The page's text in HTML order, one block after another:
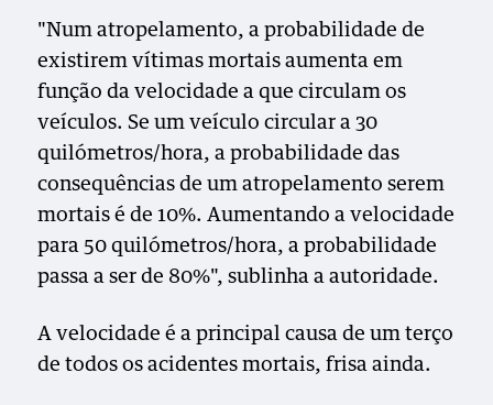
"Num atropelamento, a probabilidade de
existirem vítimas mortais aumenta em
função da velocidade a que circulam os
veículos. Se um veículo circular a 30
quilómetros/hora, a probabilidade das
consequências de um atropelamento serem
mortais é de 10%. Aumentando a velocidade
para 50 quilómetros/hora, a probabilidade
passa a ser de 80%", sublinha a autoridade.
A velocidade é a principal causa de um terço
de todos os acidentes mortais, frisa ainda.